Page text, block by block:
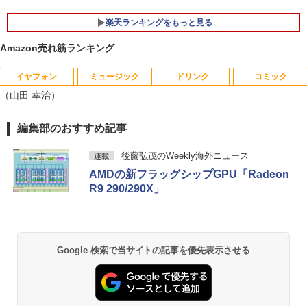
B/1TB/15.6型/Webカメラ/WIFI/無線LA
N/Bluetooth/HDMI/USB Type-C/中古 パ
dows11
￥31,800
楽天ランキングをもっと見る
1
2026年8月発売 予約 mini ミニ 2026年9
￥5,180
2 まほうのにこにこおやつ [ まいのおやつ ]
ちいかわ なんか小さくてかわいいやつ
（8） 【電子書籍】[ ナガノ ]
Amazon売れ筋ランキング
イヤフォン
Anker Soundcore P40i オフホワイト
￥7,990
Anker Soundcore Liberty 5 ミッドナイトブ
ミュージック
BRUCE WAYNE feat. Flo Milli, ATL Jacob
[Explicit]
￥250
￥250
On My Road (Stadium ver.)
ドリンク
by Amazon 天然水 ラベルレス 500ml ×24本
富士山の天然水 バナジウム含有 水 ミネラル
ウォーター ペットボトル 静岡県産 500ミリリ
ットル (Smart Basic)
￥1,380
￥1,112
コミック
薬屋のひとりごと 17巻 (デジタル版ビッグガ
ンガンコミックス)
￥770
￥832
ONE PIECE モノクロ版 115 (ジャンプコミッ
（山田 幸治）
編集部のおすすめ記事
連載 後藤弘茂のWeekly海外ニュース
AMDの新フラッグシップGPU「Radeon
R9 290/290X」
Google 検索で当サイトの記事を優先表示させる